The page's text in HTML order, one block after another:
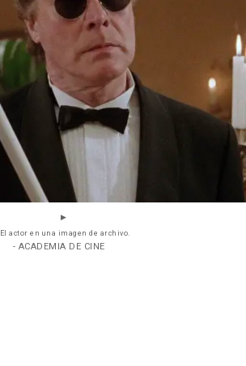
El actor en una imagen de archivo.
- ACADEMIA DE CINE